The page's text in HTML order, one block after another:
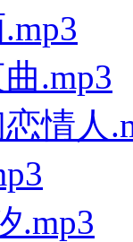
.mp3
情人
.mp3